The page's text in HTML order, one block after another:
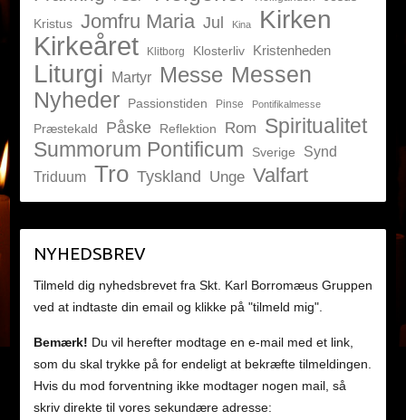
Kristus Jomfru Maria Jul Kina Kirken
Kirkeåret Klitborg Klosterliv Kristenheden
Liturgi Martyr Messe Messen
Nyheder
Passionstiden Pinse Pontifikalmesse
Præstekald Påske Reflektion Rom Spiritualitet
Summorum Pontificum Sverige
Synd
Triduum Tro Tyskland Unge Valfart
NYHEDSBREV
Tilmeld dig nyhedsbrevet fra Skt. Karl Borromæus Gruppen
ved at indtaste din email og klikke på "tilmeld mig".
Bemærk! Du vil herefter modtage en e-mail med et link,
som du skal trykke på for endeligt at bekræfte tilmeldingen.
Hvis du mod forventning ikke modtager nogen mail, så
skriv direkte til vores sekundære adresse: